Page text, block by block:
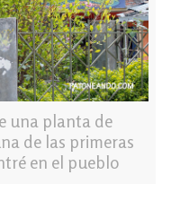
una planta de
de las primeras
en el pueblo